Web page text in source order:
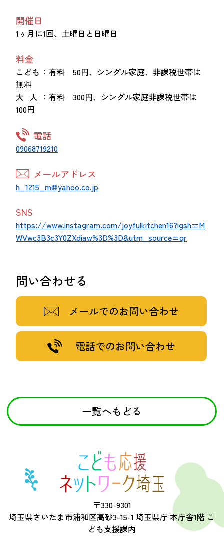
開催日
1ヶ月に1回、土曜日と日曜日
料金
こども ：有料 50円、シングル家庭、非課税世帯は
無料
大 人 ：有料 300円、シングル家庭非課税世帯は
100円
電話
09068719210
メールアドレス
h_1215_m@yahoo.co.jp
SNS
https://www.instagram.com/joyfulkitchen16?igsh=M
WVwc3B3c3Y0ZXdiaw%3D%3D&utm_source=qr
問い合わせる
メールでのお問い合わせ
電話でのお問い合わせ
一覧へもどる
〒330-9301
埼玉県さいたま市浦和区高砂3-15-1 埼玉県庁 本庁舎1階 こ
ども支援課内